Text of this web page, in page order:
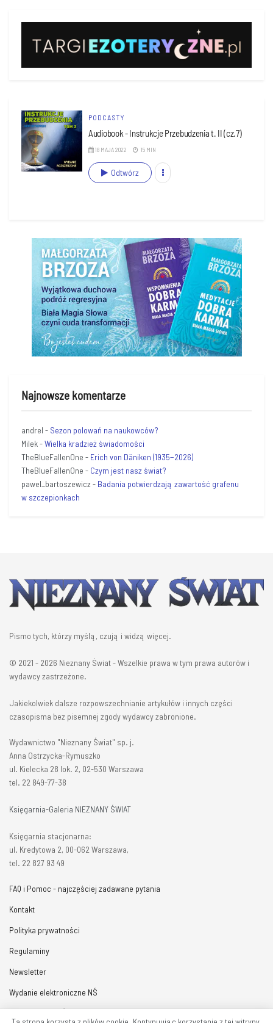
PODCASTY
Audiobook - Instrukcje Przebudzenia t. II (cz.7)
18 MAJA 2022 15 MIN
Odtwórz
Najnowsze komentarze
andrel - Sezon polowań na naukowców?
Milek-Wielka kradzież świadomości
TheBlueFallenOne - Erich von Däniken (1935−2026)
TheBlueFallenOne - Czym jest nasz świat?
pawel_bartoszewicz - Badania potwierdzają zawartość grafenu
w szczepionkach
Pismo tych, którzy myślą, czują i widzą więcej.
© 2021 - 2026 Nieznany Świat - Wszelkie prawa w tym prawa autorów i
wydawcy zastrzeżone.
Jakiekolwiek dalsze rozpowszechnianie artykułów i innych części
czasopisma bez pisemnej zgody wydawcy zabronione.
Wydawnictwo "Nieznany Świat" sp. j.
Anna Ostrzycka-Rymuszko
ul. Kielecka 28 lok. 2, 02-530 Warszawa
tel. 22 849-77-38
Księgarnia-Galeria NIEZNANY ŚWIAT
Księgarnia stacjonarna:
ul. Kredytowa 2, 00-062 Warszawa,
tel. 22 827 93 49
FAQ i Pomoc - najczęściej zadawane pytania
Kontakt
Polityka prywatności
Regulaminy
Newsletter
Wydanie elektroniczne NŚ